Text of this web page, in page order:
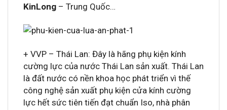
KinLong – Trung Quốc…
+ VVP – Thái Lan: Đây là hãng phụ kiện kính
cường lực của nước Thái Lan sản xuất. Thái Lan
là đất nước có nền khoa học phát triển vì thế
công nghệ sản xuất phụ kiện cửa kính cường
lực hết sức tiên tiến đạt chuẩn Iso, nhà phân